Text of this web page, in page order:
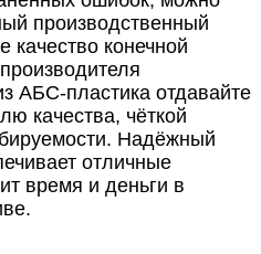
производственный
качество конечной
АБС-пластика отдавайте
качества, чёткой
Надёжный
отличные
время и деньги в